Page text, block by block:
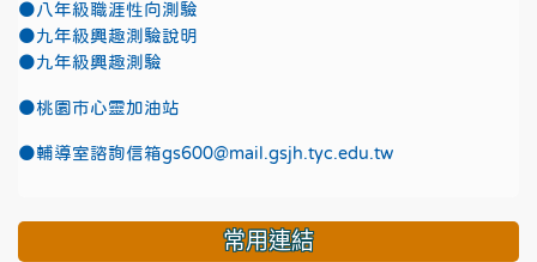
●八年級職涯性向測驗
●九年級興趣測驗說明
●九年級興趣測驗
●桃園市心靈加油站
●輔導室諮詢信箱gs600@mail.gsjh.tyc.edu.tw
常用連結